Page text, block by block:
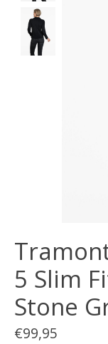
5 Slim
Stone
€99,95